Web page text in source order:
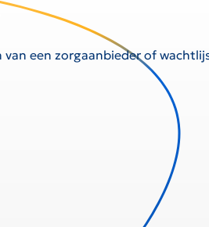
een zorgaanbieder of